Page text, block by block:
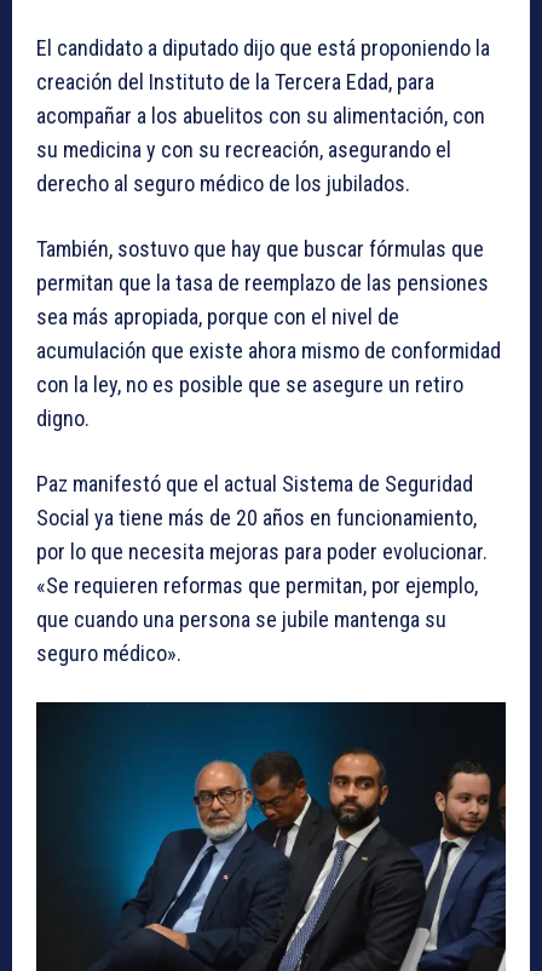
El candidato a diputado dijo que está proponiendo la
creación del Instituto de la Tercera Edad, para
acompañar a los abuelitos con su alimentación, con
su medicina y con su recreación, asegurando el
derecho al seguro médico de los jubilados.
También, sostuvo que hay que buscar fórmulas que
permitan que la tasa de reemplazo de las pensiones
sea más apropiada, porque con el nivel de
acumulación que existe ahora mismo de conformidad
con la ley, no es posible que se asegure un retiro
digno.
Paz manifestó que el actual Sistema de Seguridad
Social ya tiene más de 20 años en funcionamiento,
por lo que necesita mejoras para poder evolucionar.
«Se requieren reformas que permitan, por ejemplo,
que cuando una persona se jubile mantenga su
seguro médico».